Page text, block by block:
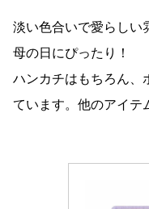
淡い色合いで愛らしい
母の日にぴったり！
ハンカチはもちろん、
ています。他のアイテ